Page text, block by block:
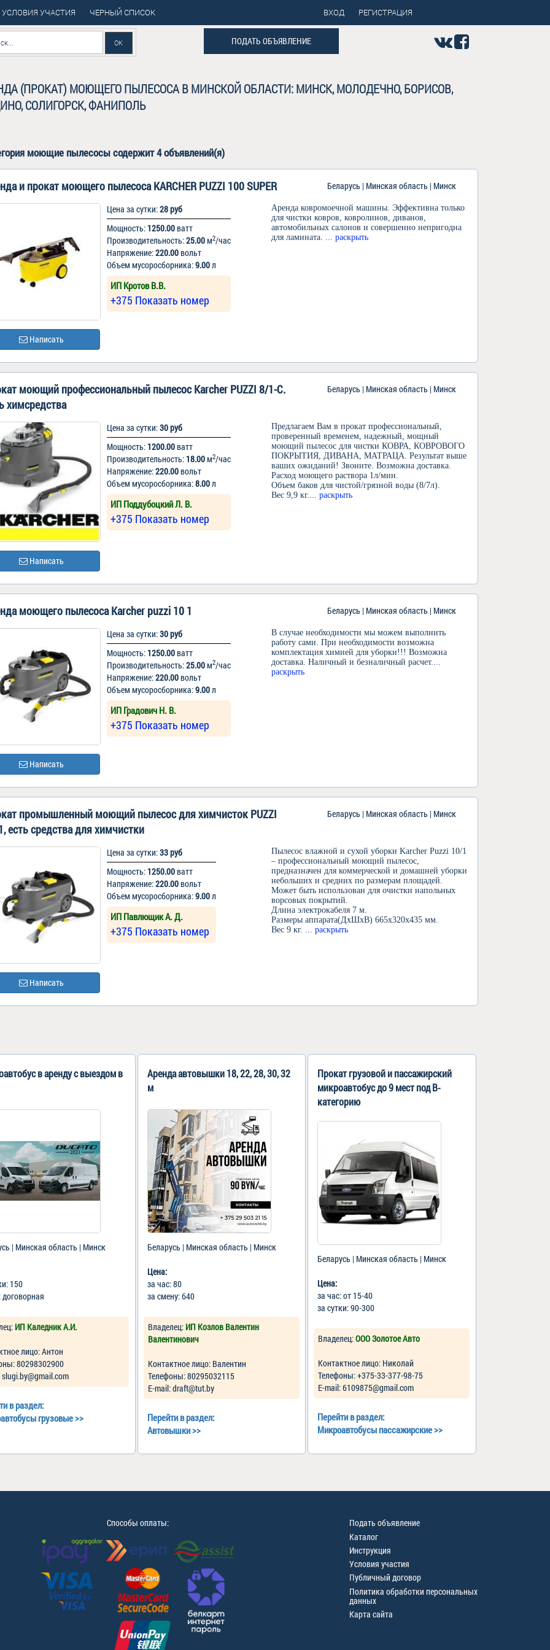
УСЛОВИЯ УЧАСТИЯ ЧЕРНЫЙ СПИСОК ВХОД РЕГИСТРАЦИЯ
ПОДАТЬ ОБЪЯВЛЕНИЕ
(ПРОКАТ) МОЮЩЕГО ПЫЛЕСОСА В МИНСКОЙ ОБЛАСТИ: МИНСК, МОЛОДЕЧНО, БОРИСОВ,
СОЛИГОРСК, ФАНИПОЛЬ
моющие пылесосысодержит 4 объявлений(я)
и прокат моющего пылесоса KARCHER PUZZI 100 SUPER Беларусь | Минская область | Минск
Написать
Цена за сутки:28 руб
Мощность: 1250.00ватт
Производительность:25.00м2/час
Напряжение:220.00вольт
Объем мусоросборника:9.00л
ИП Кротов В.В.
+375 Показать номер
Аренда ковромоечной машины. Эффективна только
для чистки ковров, ковролинов, диванов,
автомобильных салонов и совершенно непригодна
для ламината. ... раскрыть
моющий профессиональный пылесос Karcher PUZZI 8/1-C.
химсредства
Беларусь | Минская область | Минск
Написать
Цена за сутки:30 руб
Мощность: 1200.00ватт
Производительность: 18.00м2/час
Напряжение:220.00вольт
Объем мусоросборника:8.00л
ИП Поддубоцкий Л. В.
+375 Показать номер
Предлагаем Вам в прокат профессиональный,
проверенный временем, надежный, мощный
моющий пылесос для чистки КОВРА, КОВРОВОГО
ПОКРЫТИЯ, ДИВАНА, МАТРАЦА. Результат выше
ваших ожиданий! Звоните. Возможна доставка.
Расход моющего раствора 1л/мин.
Объем баков для чистой/грязной воды (8/7л).
Вес 9,9 кг.... раскрыть
моющего пылесоса Karcher puzzi 10 1 Беларусь | Минская область | Минск
Написать
Цена за сутки:30 руб
Мощность: 1250.00ватт
Производительность:25.00м2/час
Напряжение:220.00вольт
Объем мусоросборника:9.00л
ИП Градович Н. В.
+375 Показать номер
В случае необходимости мы можем выполнить
работу сами. При необходимости возможна
комплектация химией для уборки!!! Возможна
доставка. Наличный и безналичный расчет.
раскрыть
промышленный моющий пылесос для химчисток PUZZI
есть средства для химчистки
Беларусь | Минская область | Минск
Написать
Цена за сутки:33 руб
Мощность: 1250.00ватт
Напряжение:220.00вольт
Объем мусоросборника:9.00л
ИП Павлющик А. Д.
+375 Показать номер
Пылесос влажной и сухой уборки Karcher Puzzi 10/1
– профессиональный моющий пылесос,
предназначен для коммерческой и домашней уборки
небольших и средних по размерам площадей.
Может быть использован для очистки напольных
ворсовых покрытий.
Длина электрокабеля 7 м.
Размеры аппарата(ДхШхВ) 665x320x435 мм.
Вес 9 кг.
... раскрыть
в аренду с выездом в
| Минская область | Минск
150
договорная
ИП Каледник А.И.
лицо: Антон
80298302900
в раздел:
грузовые>>
Аренда автовышки 18, 22, 28, 30, 32
м
Беларусь | Минская область | Минск
Цена:
за час: 80
за смену: 640
Владелец: ИП Козлов Валентин
Валентинович
Контактное лицо: Валентин
Телефоны: 80295032115
Е-mail: draft@tut.by
Перейти в раздел:
Автовышки>>
Прокат грузовой и пассажирский
микроавтобус до 9 мест под В-
категорию
Беларусь | Минская область | Минск
Цена:
за час: от 15-40
за сутки: 90-300
Владелец:ООО Золотое Авто
Контактное лицо: Николай
Телефоны: +375-33-377-98-75
Е-mail: 6109875@gmail.com
Перейти в раздел:
Микроавтобусы пассажирские>>
Способы оплаты:
Подать объявление
Каталог
Инструкция
Условия участия
Публичный договор
Политика обработки персональных
данных
Карта сайта